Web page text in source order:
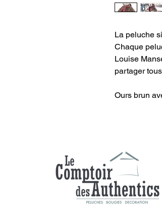
La peluche
Chaque
Louise
partager
Ours brun